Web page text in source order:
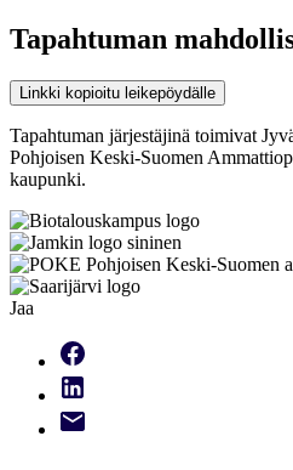
Tapahtuman
Linkki kopioitu leikepöydälle
Tapahtuman järjestäjinä toimivat
Pohjoisen Keski-Suomen
kaupunki.
Jaa